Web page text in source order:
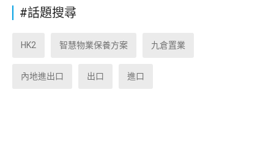
#話題搜尋
HK2 智慧物業保養方案 九倉置業
內地進出口 出口 進口